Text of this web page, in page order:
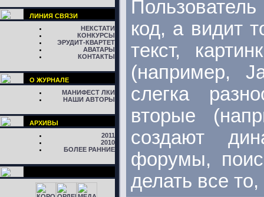
ЛИНИЯ СВЯЗИ
НЕКСТАТИ
КОНКУРСЫ
ЭРУДИТ-КВАРТЕТ
АВАТАРЫ
КОНТАКТЫ
О ЖУРНАЛЕ
МАНИФЕСТ ЛКИ
НАШИ АВТОРЫ
АРХИВЫ
2011
2010
БОЛЕЕ РАННИЕ
код, а видит
текст,
(например,
слегка
вторые
создают
форумы,
делать все